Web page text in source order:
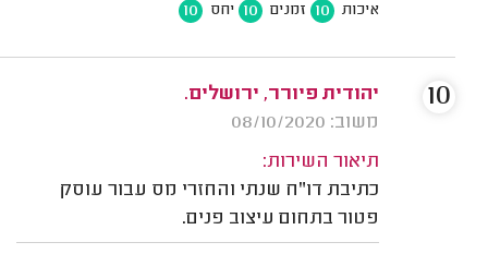
איכות 10 זמנים 10 יחס 10
יהודית פיורר, ירושלים.
משוב: 08/10/2020
תיאור השירות:
כתיבת דו"ח שנתי והחזרי מס עבור עוסק
פטור בתחום עיצוב פנים.
10